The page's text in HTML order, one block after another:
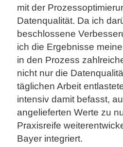
mit der
Datenqualität. Da ich
beschlossene
ich die Ergebnisse
in den Prozess
nicht nur die
täglichen Arbeit
intensiv damit befasst,
angelieferten Werte zu
Praxisreife
Bayer integriert.